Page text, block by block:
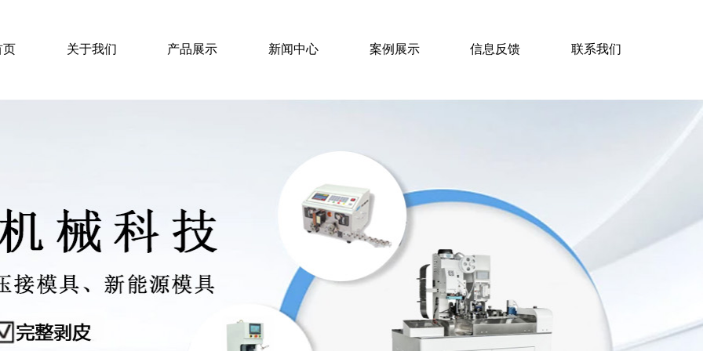
页 关于我们 产品展示 新闻中心 案例展示 信息反馈 联系我们